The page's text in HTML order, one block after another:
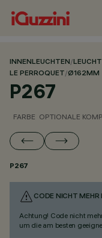
INNENLEUCHTEN/
LE PERROQUET/Ø162MM
P267
FARBE OPTIONALE
P267
CODE NICHT MEHR
Achtung! Code nicht
um die am besten